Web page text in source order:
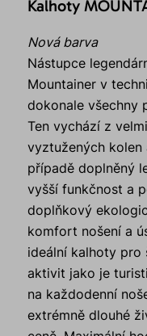
Kalhoty
Nová barva
Nástupce
Mountainer v
dokonale všechny
Ten vychází z
vyztužených
případě doplněný
vyšší funkčnost a
doplňkový
komfort nošení a
ideální kalhoty
aktivit jako je
na každodenní
extrémně dlouhé